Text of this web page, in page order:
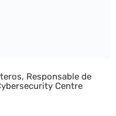
Responsable de
Centre